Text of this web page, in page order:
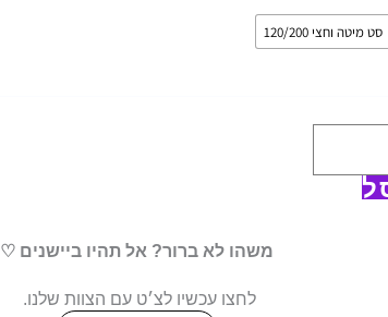
סט מיטה וחצי 120/200
משהו לא ברור? אל תהיו ביישנים ♡
לחצו עכשיו לצ׳ט עם הצוות שלנו.